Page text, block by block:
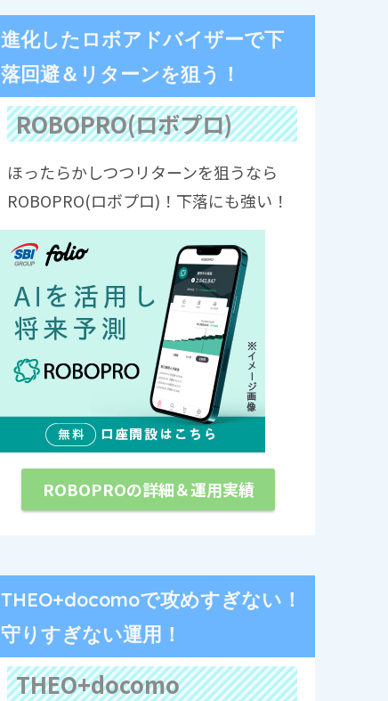
進化したロボアドバイザーで下
落回避＆リターンを狙う！
ROBOPRO(ロボプロ)
ほったらかしつつリターンを狙うなら
ROBOPRO(ロボプロ)！下落にも強い！
ROBOPROの詳細＆運用実績
THEO+docomoで攻めすぎない！
守りすぎない運用！
THEO+docomo